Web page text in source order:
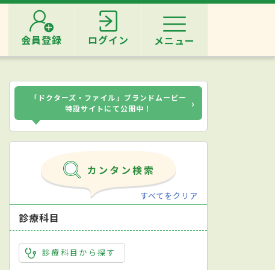
会員登録 ログイン メニュー
「ドクターズ・ファイル」ブランドムービー
特設サイトにて公開中！
›
すべてをクリア
診療科目
診療科目から探す